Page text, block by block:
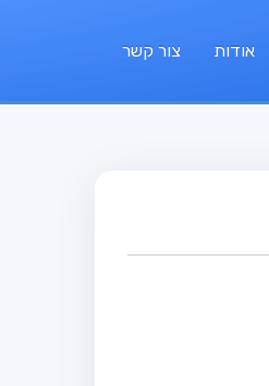
אודות צור קשר